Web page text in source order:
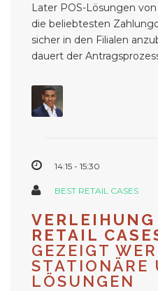
Later POS-Lösungen
die beliebtesten
sicher in den Filialen
dauert der
14:15 - 15:30
BEST RETAIL CASES
VERLEIHUNG
RETAIL
GEZEIGT
STATIONÄRE
LÖSUNGEN